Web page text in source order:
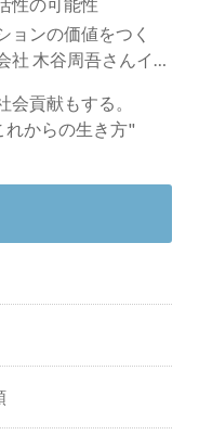
ョンの価値をつく
社 木谷周吾さんイン
会貢献もする。
れからの生き方"